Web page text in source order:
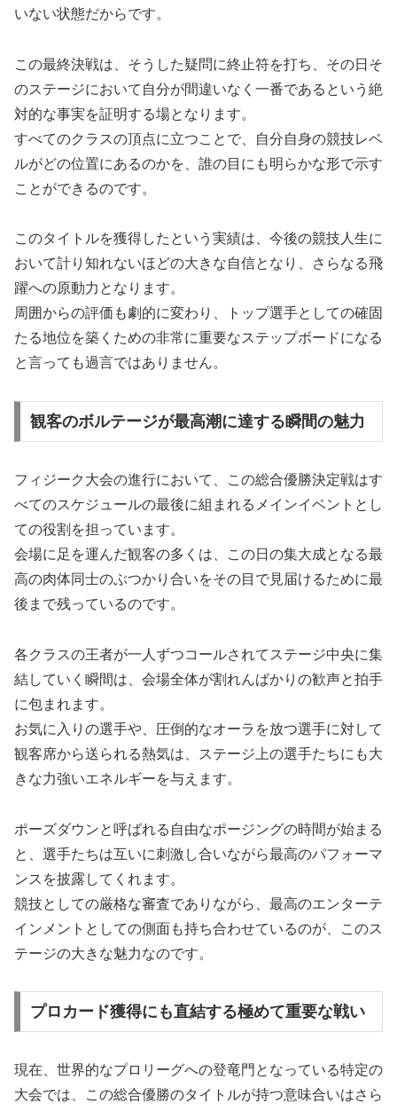
いない状態だからです。
この最終決戦は、そうした疑問に終止符を打ち、その日そ
のステージにおいて自分が間違いなく一番であるという絶
対的な事実を証明する場となります。
すべてのクラスの頂点に立つことで、自分自身の競技レベ
ルがどの位置にあるのかを、誰の目にも明らかな形で示す
ことができるのです。
このタイトルを獲得したという実績は、今後の競技人生に
おいて計り知れないほどの大きな自信となり、さらなる飛
躍への原動力となります。
周囲からの評価も劇的に変わり、トップ選手としての確固
たる地位を築くための非常に重要なステップボードになる
と言っても過言ではありません。
観客のボルテージが最高潮に達する瞬間の魅力
フィジーク大会の進行において、この総合優勝決定戦はす
べてのスケジュールの最後に組まれるメインイベントとし
ての役割を担っています。
会場に足を運んだ観客の多くは、この日の集大成となる最
高の肉体同士のぶつかり合いをその目で見届けるために最
後まで残っているのです。
各クラスの王者が一人ずつコールされてステージ中央に集
結していく瞬間は、会場全体が割れんばかりの歓声と拍手
に包まれます。
お気に入りの選手や、圧倒的なオーラを放つ選手に対して
観客席から送られる熱気は、ステージ上の選手たちにも大
きな力強いエネルギーを与えます。
ポーズダウンと呼ばれる自由なポージングの時間が始まる
と、選手たちは互いに刺激し合いながら最高のパフォーマ
ンスを披露してくれます。
競技としての厳格な審査でありながら、最高のエンターテ
インメントとしての側面も持ち合わせているのが、このス
テージの大きな魅力なのです。
プロカード獲得にも直結する極めて重要な戦い
現在、世界的なプロリーグへの登竜門となっている特定の
大会では、この総合優勝のタイトルが持つ意味合いはさら